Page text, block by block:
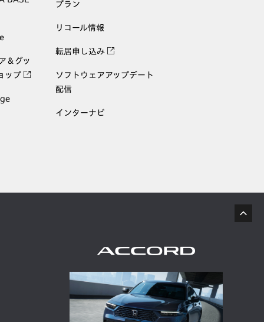
＆グッ
ップ
プラン
リコール情報
転居申し込み
ソフトウェアアップデート
配信
インターナビ